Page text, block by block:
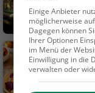
Einige Anbieter
möglicherweise
Dagegen können
Ihrer Optionen
im Menü der
Einwilligung in die
verwalten oder